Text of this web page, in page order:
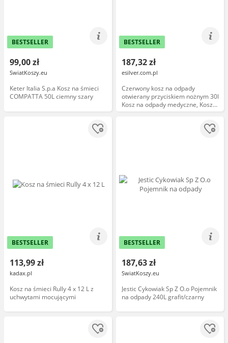
BESTSELLER
99,00 zł
SwiatKoszy.eu
Keter Italia S.p.a Kosz na śmieci
COMPATTA 50L ciemny szary
BESTSELLER
187,32 zł
esilver.com.pl
Czerwony kosz na odpady
otwierany przyciskiem nożnym 30l
Kosz na odpady medyczne, Kosz
na śmieci pedałowy 30l
BESTSELLER
113,99 zł
kadax.pl
Kosz na śmieci Rully 4 x 12 L z
uchwytami mocującymi
BESTSELLER
187,63 zł
SwiatKoszy.eu
Jestic Cykowiak Sp Z O.o Pojemnik
na odpady 240L grafit/czarny